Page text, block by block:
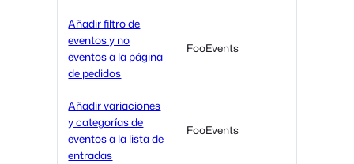
Añadir filtro de
eventos y no
eventos a la página
de pedidos
FooEvents
Añadir variaciones
y categorías de
eventos a la lista de
entradas
FooEvents